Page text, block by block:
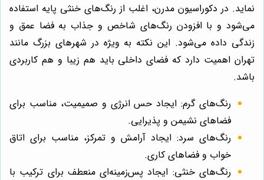
نماید. در دکوراسیون مدرن، اغلب از رنگ‌های خنثی پایه استفاده
می‌شود و با افزودن رنگ‌های شاخص و جذاب به فضا عمق و
زندگی داده می‌شود. این نکته به ویژه در شهرهای بزرگ مانند
تهران اهمیت دارد که فضای داخلی باید هم زیبا و هم کاربردی
باشد.
رنگ‌های گرم: ایجاد حس انرژی و صمیمیت، مناسب برای
فضاهای نشیمن و پذیرایی.
رنگ‌های سرد: ایجاد آرامش و تمرکز، مناسب برای اتاق
خواب و فضاهای کاری.
رنگ‌های خنثی: ایجاد پس‌زمینه‌ای منعطف برای ترکیب با